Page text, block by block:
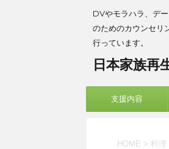
DVやモラハラ、デ
のためのカウンセリ
行っています。
日本家族再
支援内容
HOME > 料理